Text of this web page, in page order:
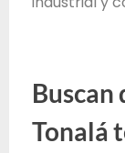
Buscan
Tonalá